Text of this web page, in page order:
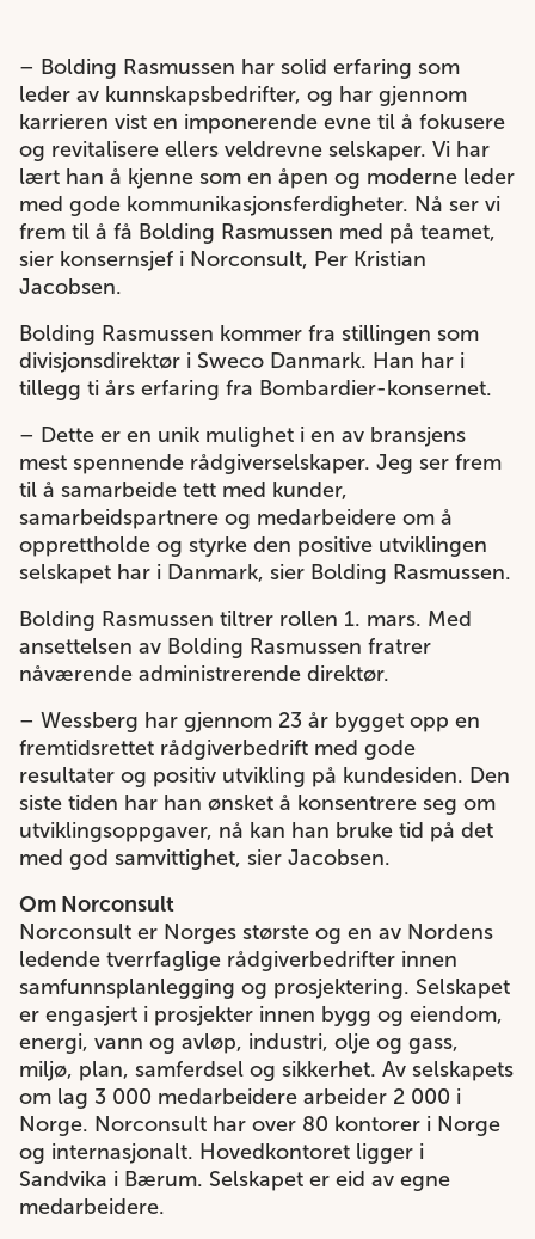
– Bolding Rasmussen har solid erfaring som
leder av kunnskapsbedrifter, og har gjennom
karrieren vist en imponerende evne til å fokusere
og revitalisere ellers veldrevne selskaper. Vi har
lært han å kjenne som en åpen og moderne leder
med gode kommunikasjonsferdigheter. Nå ser vi
frem til å få Bolding Rasmussen med på teamet,
sier konsernsjef i Norconsult, Per Kristian
Jacobsen.
Bolding Rasmussen kommer fra stillingen som
divisjonsdirektør i Sweco Danmark. Han har i
tillegg ti års erfaring fra Bombardier-konsernet.
– Dette er en unik mulighet i en av bransjens
mest spennende rådgiverselskaper. Jeg ser frem
til å samarbeide tett med kunder,
samarbeidspartnere og medarbeidere om å
opprettholde og styrke den positive utviklingen
selskapet har i Danmark, sier Bolding Rasmussen.
Bolding Rasmussen tiltrer rollen 1. mars. Med
ansettelsen av Bolding Rasmussen fratrer
nåværende administrerende direktør.
– Wessberg har gjennom 23 år bygget opp en
fremtidsrettet rådgiverbedrift med gode
resultater og positiv utvikling på kundesiden. Den
siste tiden har han ønsket å konsentrere seg om
utviklingsoppgaver, nå kan han bruke tid på det
med god samvittighet, sier Jacobsen.
Om Norconsult
Norconsult er Norges største og en av Nordens
ledende tverrfaglige rådgiverbedrifter innen
samfunnsplanlegging og prosjektering. Selskapet
er engasjert i prosjekter innen bygg og eiendom,
energi, vann og avløp, industri, olje og gass,
miljø, plan, samferdsel og sikkerhet. Av selskapets
om lag 3 000 medarbeidere arbeider 2 000 i
Norge. Norconsult har over 80 kontorer i Norge
og internasjonalt. Hovedkontoret ligger i
Sandvika i Bærum. Selskapet er eid av egne
medarbeidere.